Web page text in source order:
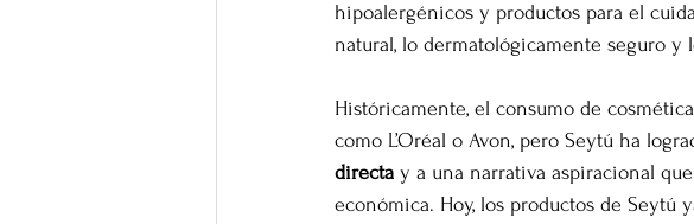
hipoalergénicos y productos para el
natural, lo dermatológicamente seguro y
Históricamente, el consumo de
como L’Oréal o Avon, pero Seytú ha
directa y a una narrativa aspiracional
económica. Hoy, los productos de